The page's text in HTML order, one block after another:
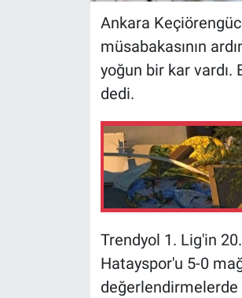
Ankara
müsabakasının
yoğun bir kar vardı.
dedi.
Trendyol 1. Lig'in
Hatayspor'u 5-0
değerlendirmelerde